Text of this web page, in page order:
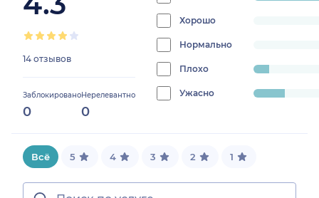
14 отзывов
Заблокировано
0
Нерелевантно
0
Хорошо
0%
Нормально
0%
Плохо
7.142857142857142%
Ужасно
progress:
14.285714285714285%
Всё 5 4 3 2 1